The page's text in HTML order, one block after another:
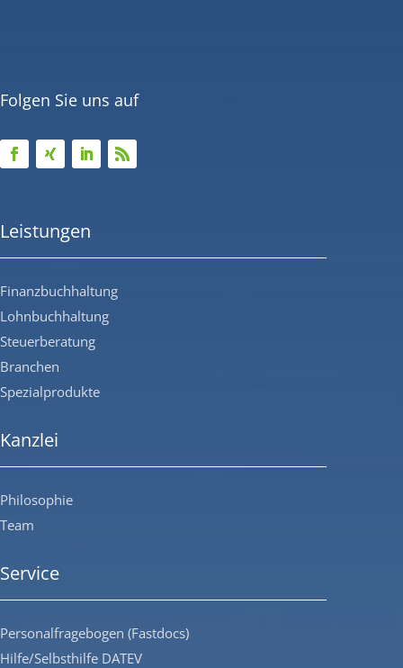
Folgen Sie uns auf
Leistungen
Finanzbuchhaltung
Lohnbuchhaltung
Steuerberatung
Branchen
Spezialprodukte
Kanzlei
Philosophie
Team
Service
Personalfragebogen (Fastdocs)
Hilfe/Selbsthilfe DATEV